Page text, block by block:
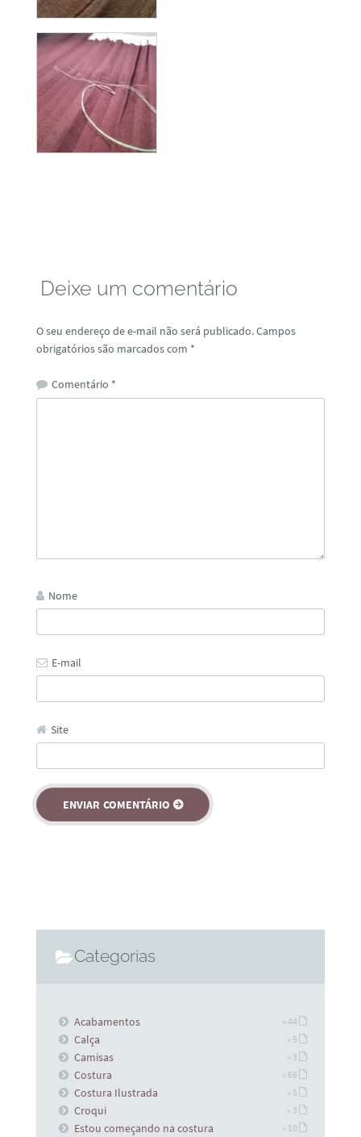
Deixe um comentário
O seu endereço de e-mail não será publicado.Campos
obrigatórios são marcados com *
Comentário *
Nome
E-mail
Site
Categorias
Acabamentos » 44
Calça » 5
Camisas » 3
Costura » 66
Costura Ilustrada » 5
Croqui » 3
Estou começando na costura » 10